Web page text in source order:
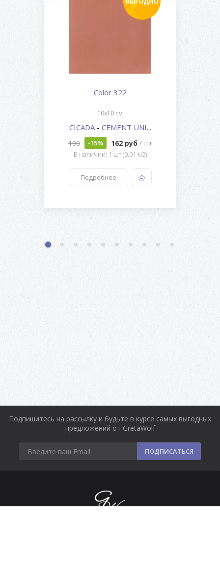
Color 322
10x10 см
CICADA - CEMENT UNI...
190 -15% 162 руб / шт
В наличии: 1 шт (0.01 м2)
Подробнее
1 2 3 4 5 6 7 8 9 10
Подпишитесь на рассылку и будьте в курсе самых выгодных
предложений от GretaWolf
ПОДПИСАТЬСЯ